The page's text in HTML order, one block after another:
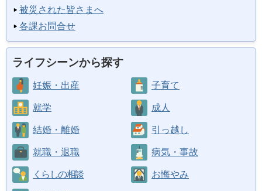
被災された皆さまへ
各課お問合せ
ライフシーンから探す
妊娠・出産 子育て
就学 成人
結婚・離婚 引っ越し
就職・退職 病気・事故
くらしの相談 お悔やみ